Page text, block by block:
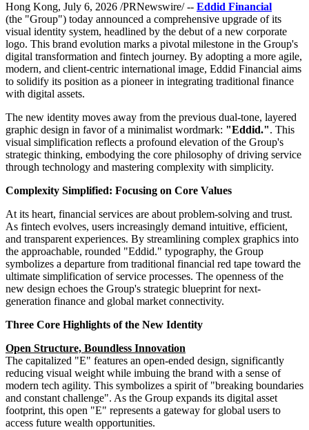
Hong Kong, July 6, 2026 /PRNewswire/ -- Eddid Financial
(the "Group") today announced a comprehensive upgrade of its
visual identity system, headlined by the debut of a new corporate
logo. This brand evolution marks a pivotal milestone in the Group's
digital transformation and fintech journey. By adopting a more agile,
modern, and client-centric international image, Eddid Financial aims
to solidify its position as a pioneer in integrating traditional finance
with digital assets.
The new identity moves away from the previous dual-tone, layered
graphic design in favor of a minimalist wordmark: "Eddid.". This
visual simplification reflects a profound elevation of the Group's
strategic thinking, embodying the core philosophy of driving service
through technology and mastering complexity with simplicity.
Complexity Simplified: Focusing on Core Values
At its heart, financial services are about problem-solving and trust.
As fintech evolves, users increasingly demand intuitive, efficient,
and transparent experiences. By streamlining complex graphics into
the approachable, rounded "Eddid." typography, the Group
symbolizes a departure from traditional financial red tape toward the
ultimate simplification of service processes. The openness of the
new design echoes the Group's strategic blueprint for next-
generation finance and global market connectivity.
Three Core Highlights of the New Identity
Open Structure, Boundless Innovation
The capitalized "E" features an open-ended design, significantly
reducing visual weight while imbuing the brand with a sense of
modern tech agility. This symbolizes a spirit of "breaking boundaries
and constant challenge". As the Group expands its digital asset
footprint, this open "E" represents a gateway for global users to
access future wealth opportunities.